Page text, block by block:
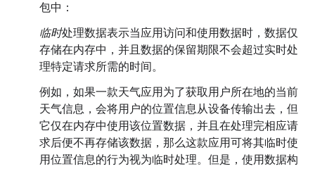
包中：
临时处理数据表示当应用访问和使用数据时，数据仅
存储在内存中，并且数据的保留期限不会超过实时处
理特定请求所需的时间。
例如，如果一款天气应用为了获取用户所在地的当前
天气信息，会将用户的位置信息从设备传输出去，但
它仅在内存中使用该位置数据，并且在处理完相应请
求后便不再存储该数据，那么这款应用可将其临时使
用位置信息的行为视为临时处理。但是，使用数据构